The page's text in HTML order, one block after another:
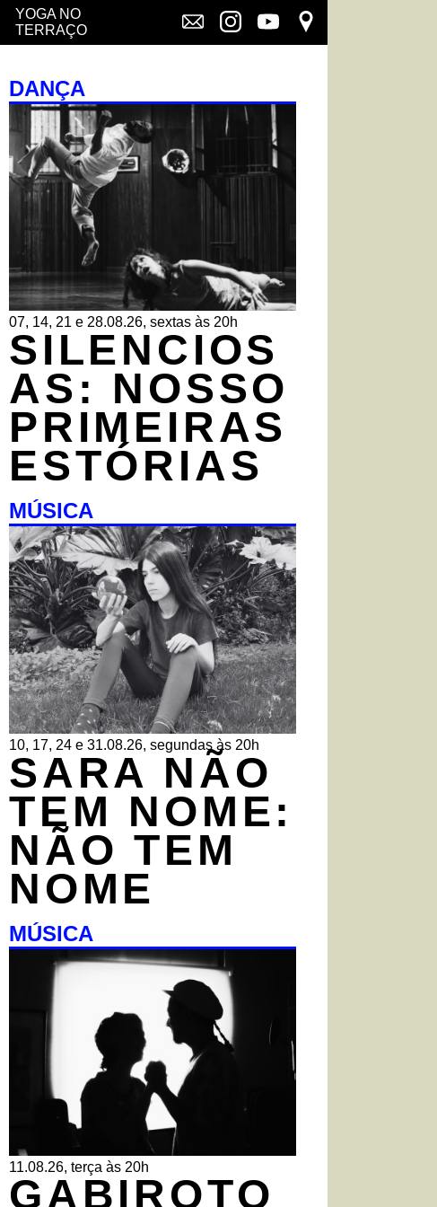
YOGA NO
TERRAÇO
DANÇA
07, 14, 21 e 28.08.26, sextas às 20h
SILENCIOS
AS: NOSSO
PRIMEIRAS
ESTÓRIAS
MÚSICA
10, 17, 24 e 31.08.26, segundas às 20h
SARA NÃO
TEM NOME:
NÃO TEM
NOME
MÚSICA
11.08.26, terça às 20h
GABIROTO